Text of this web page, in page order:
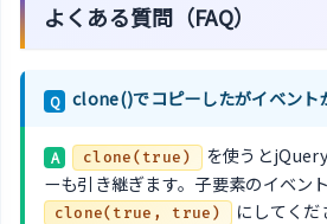
よくある質問（FAQ）
Q clone()でコピーしたがイベント
A clone(true)
を使うと
ーも引き継ぎます。子要素のイベン
clone(true, true)
にしてくだ